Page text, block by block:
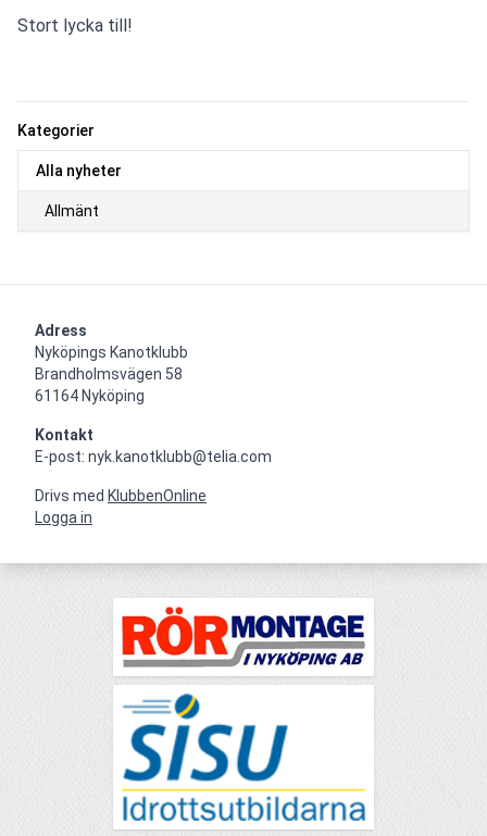
Kategorier
Alla nyheter
Allmänt
Stort lycka till!
Adress
Nyköpings Kanotklubb
Brandholmsvägen 58
61164 Nyköping
Kontakt
E-post: nyk.kanotklubb@telia.com
Drivs med KlubbenOnline
Logga in